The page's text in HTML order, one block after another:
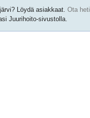
Löydä asiakkaat. Ota heti
Juurihoito-sivustolla.